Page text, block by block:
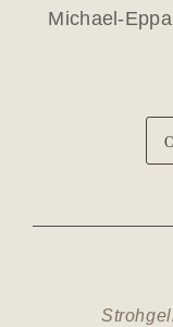
Michael-